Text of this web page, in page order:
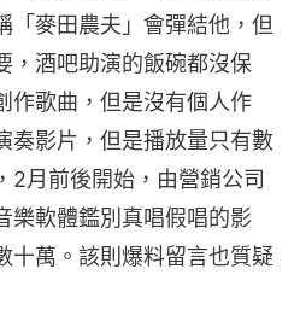
「麥田農夫」會彈結他，但
，酒吧助演的飯碗都沒保
作歌曲，但是沒有個人作
奏影片，但是播放量只有數
2月前後開始，由營銷公司
樂軟體鑑別真唱假唱的影
十萬。該則爆料留言也質疑